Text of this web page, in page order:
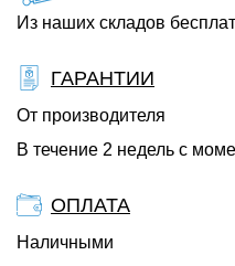
Из наших складов
ГАРАНТИИ
От производителя
В течение 2 недель с
ОПЛАТА
Наличными